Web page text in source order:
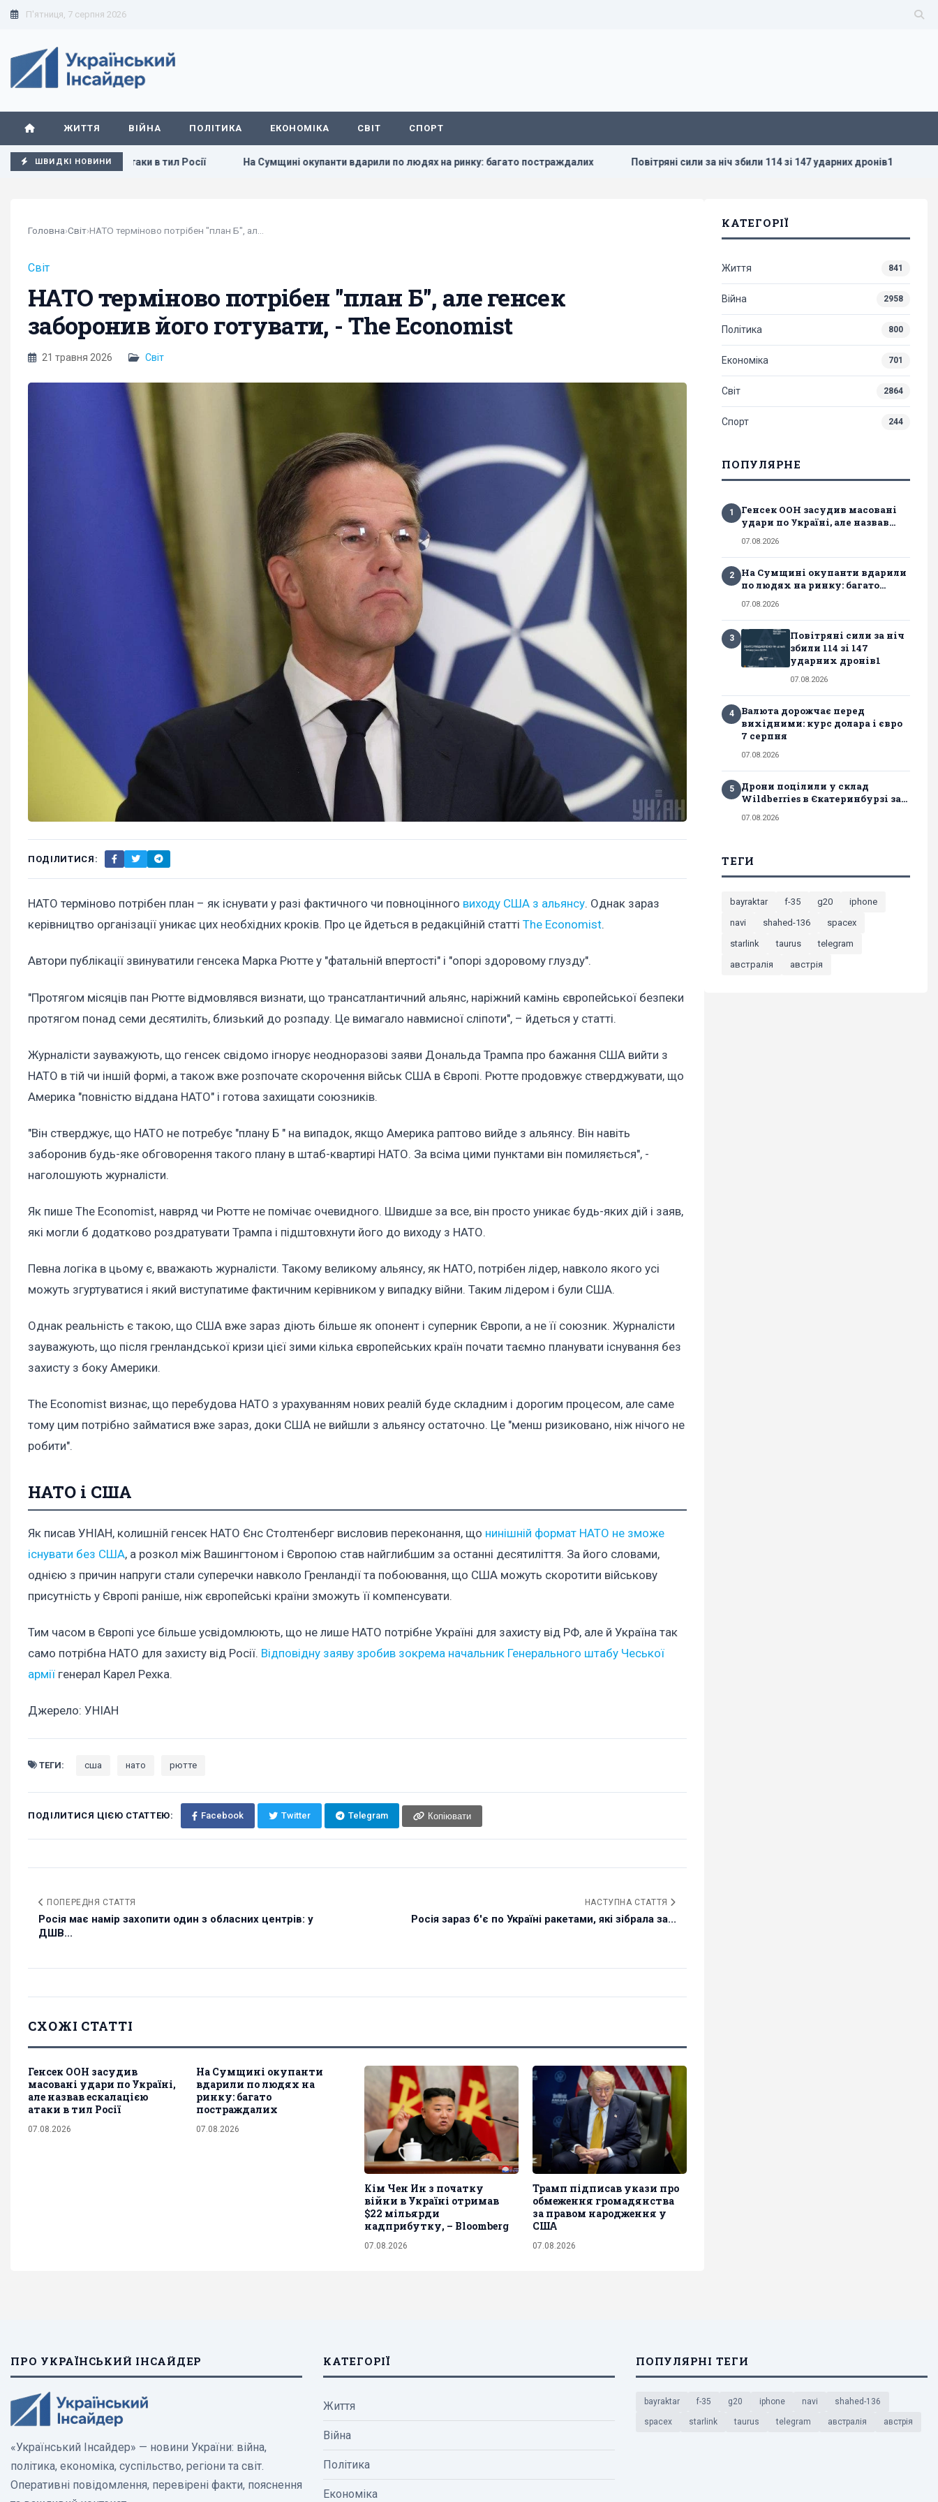
П'ятниця, 7 серпня 2026
ЖИТТЯ ВІЙНА ПОЛІТИКА ЕКОНОМІКА СВІТ СПОРТ
ШВИДКІ НОВИНИ
атаки в тил Росії На Сумщині окупанти вдарили по людях на ринку: багато постраждалих Повітряні сили за ніч збили 114 зі 147 ударних дронів1 Валюта дорожчає
Головна›Світ›
Світ
НАТО терміново потрібен "план Б", але генсек
заборонив його готувати, - The Economist
21 травня 2026 Світ
ПОДІЛИТИСЯ:
НАТО терміново потрібен план – як існувати у разі фактичного чи повноцінного виходу США з альянсу. Однак зараз
керівництво організації уникає цих необхідних кроків. Про це йдеться в редакційній статті The Economist.
Автори публікації звинуватили генсека Марка Рютте у "фатальній впертості" і "опорі здоровому глузду".
"Протягом місяців пан Рютте відмовлявся визнати, що трансатлантичний альянс, наріжний камінь європейської безпеки
протягом понад семи десятиліть, близький до розпаду. Це вимагало навмисної сліпоти", – йдеться у статті.
Журналісти зауважують, що генсек свідомо ігнорує неодноразові заяви Дональда Трампа про бажання США вийти з
НАТО в тій чи іншій формі, а також вже розпочате скорочення військ США в Європі. Рютте продовжує стверджувати, що
Америка "повністю віддана НАТО" і готова захищати союзників.
"Він стверджує, що НАТО не потребує "плану Б " на випадок, якщо Америка раптово вийде з альянсу. Він навіть
заборонив будь-яке обговорення такого плану в штаб-квартирі НАТО. За всіма цими пунктами він помиляється", -
наголошують журналісти.
Як пише The Economist, навряд чи Рютте не помічає очевидного. Швидше за все, він просто уникає будь-яких дій і заяв,
які могли б додатково роздратувати Трампа і підштовхнути його до виходу з НАТО.
Певна логіка в цьому є, вважають журналісти. Такому великому альянсу, як НАТО, потрібен лідер, навколо якого усі
можуть згуртуватися і який виступатиме фактичним керівником у випадку війни. Таким лідером і були США.
Однак реальність є такою, що США вже зараз діють більше як опонент і суперник Європи, а не її союзник. Журналісти
зауважують, що після гренландської кризи цієї зими кілька європейських країн почати таємно планувати існування без
захисту з боку Америки.
The Economist визнає, що перебудова НАТО з урахуванням нових реалій буде складним і дорогим процесом, але саме
тому цим потрібно займатися вже зараз, доки США не вийшли з альянсу остаточно. Це "менш ризиковано, ніж нічого не
робити".
НАТО і США
Як писав УНІАН, колишній генсек НАТО Єнс Столтенберг висловив переконання, що нинішній формат НАТО не зможе
існувати без США, а розкол між Вашингтоном і Європою став найглибшим за останні десятиліття. За його словами,
однією з причин напруги стали суперечки навколо Гренландії та побоювання, що США можуть скоротити військову
присутність у Європі раніше, ніж європейські країни зможуть її компенсувати.
Тим часом в Європі усе більше усвідомлюють, що не лише НАТО потрібне Україні для захисту від РФ, але й Україна так
само потрібна НАТО для захисту від Росії. Відповідну заяву зробив зокрема начальник Генерального штабу Чеської
армії генерал Карел Рехка.
Джерело: УНІАН
ТЕГИ: сша нато рютте
ПОДІЛИТИСЯ ЦІЄЮ СТАТТЕЮ: Facebook Twitter Telegram Копіювати
ПОПЕРЕДНЯ СТАТТЯ
Росія має намір захопити один з обласних центрів: у
ДШВ...
НАСТУПНА СТАТТЯ
Росія зараз б'є по Україні ракетами, які зібрала за...
СХОЖІ СТАТТІ
Генсек ООН засудив
масовані удари по Україні,
але назвав ескалацією
атаки в тил Росії
07.08.2026
На Сумщині окупанти
вдарили по людях на
ринку: багато
постраждалих
07.08.2026
Кім Чен Ин з початку
війни в Україні отримав
$22 мільярди
надприбутку, – Bloomberg
07.08.2026
Трамп підписав укази про
обмеження громадянства
за правом народження у
США
07.08.2026
КАТЕГОРІЇ
Життя 841
Війна 2958
Політика 800
Економіка 701
Світ 2864
Спорт 244
ПОПУЛЯРНЕ
1
Генсек ООН засудив масовані
удари по Україні, але назвав...
07.08.2026
2
На Сумщині окупанти вдарили
по людях на ринку: багато...
07.08.2026
3
Повітряні сили за ніч
збили 114 зі 147
ударних дронів1
07.08.2026
4
Валюта дорожчає перед
вихідними: курс долара і євро
7 серпня
07.08.2026
5
Дрони поцілили у склад
Wildberries в Єкатеринбурзі за...
07.08.2026
ТЕГИ
bayraktar f-35 g20
iphone
navi
shahed-136
spacex
starlink
taurus
telegram
австралія
австрія
ПРО УКРАЇНСЬКИЙ ІНСАЙДЕР
«Український Інсайдер» — новини України: війна,
політика, економіка, суспільство, регіони та світ.
Оперативні повідомлення, перевірені факти, пояснення
КАТЕГОРІЇ
Життя
Війна
Політика
Економіка
ПОПУЛЯРНІ ТЕГИ
bayraktar f-35 g20 iphone navi shahed-136
spacex starlink taurus telegram австралія австрія